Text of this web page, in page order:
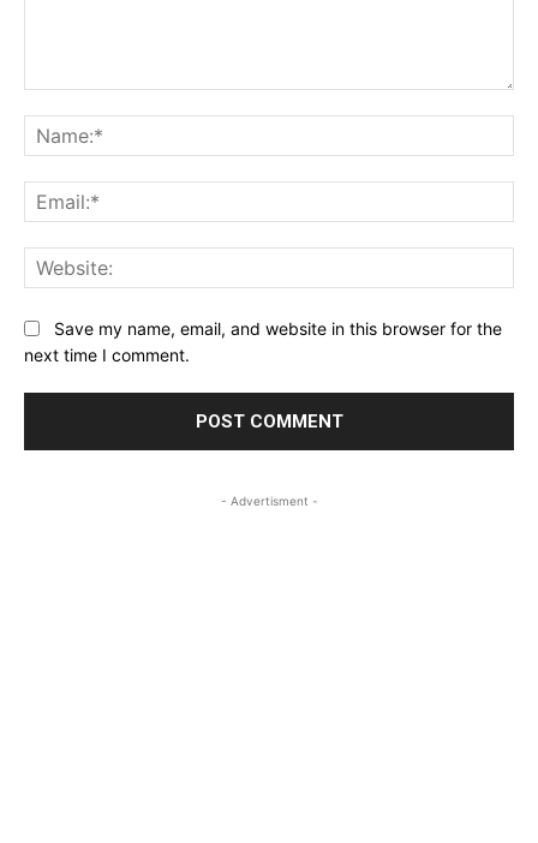
Save my name, email, and website in this browser for the
next time I comment.
- Advertisment -